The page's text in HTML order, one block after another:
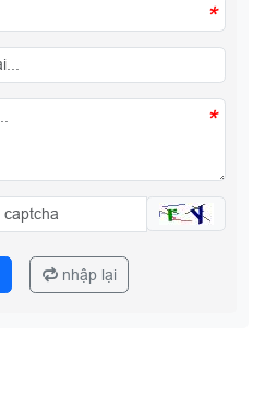
*
*
nhập lại